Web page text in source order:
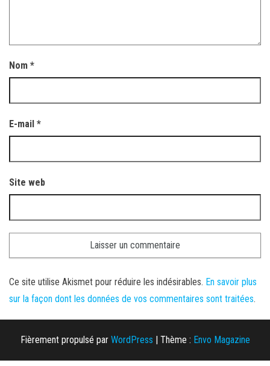
Nom *
E-mail *
Site web
Ce site utilise Akismet pour réduire les indésirables. En savoir plus
sur la façon dont les données de vos commentaires sont traitées.
Fièrement propulsé par WordPress | Thème : Envo Magazine